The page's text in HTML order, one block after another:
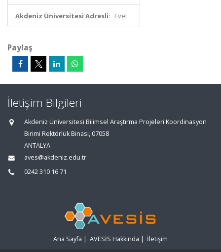
Akdeniz Üniversitesi Adresli: Evet
Paylaş
İletişim Bilgileri
Akdeniz Üniversitesi Bilimsel Araştırma Projeleri Koordinasyon
Birimi Rektörlük Binası, 07058
ANTALYA
aves@akdeniz.edu.tr
0242 310 16 71
Ana Sayfa | AVESİS Hakkında | İletişim